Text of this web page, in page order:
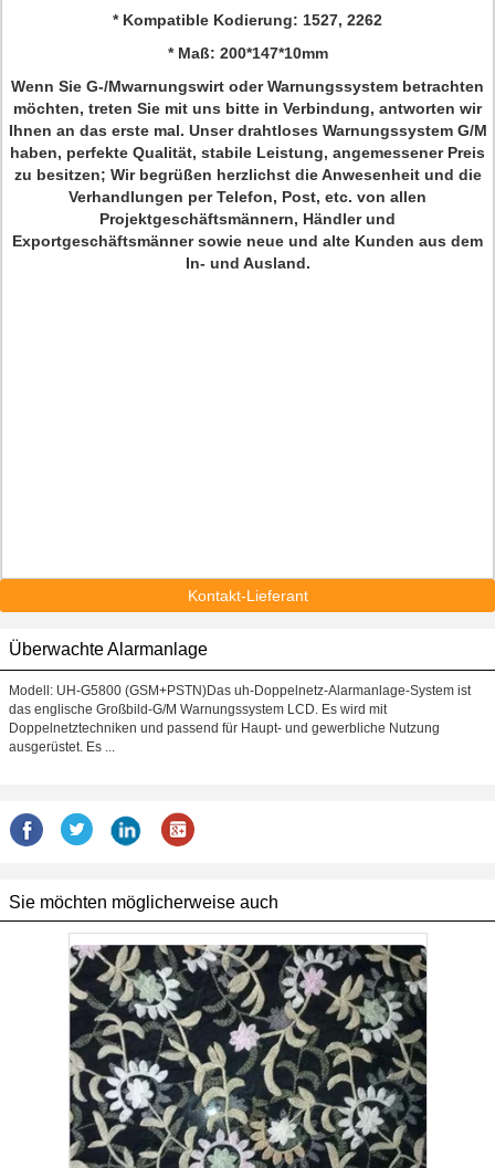
* Kompatible Kodierung: 1527, 2262
* Maß: 200*147*10mm
Wenn Sie G-/Mwarnungswirt oder Warnungssystem betrachten
möchten, treten Sie mit uns bitte in Verbindung, antworten wir
Ihnen an das erste mal. Unser drahtloses Warnungssystem G/M
haben, perfekte Qualität, stabile Leistung, angemessener Preis
zu besitzen; Wir begrüßen herzlichst die Anwesenheit und die
Verhandlungen per Telefon, Post, etc. von allen
Projektgeschäftsmännern, Händler und
Exportgeschäftsmänner sowie neue und alte Kunden aus dem
In- und Ausland.
Kontakt-Lieferant
Überwachte Alarmanlage
Modell: UH-G5800 (GSM+PSTN)Das uh-Doppelnetz-Alarmanlage-System ist
das englische Großbild-G/M Warnungssystem LCD. Es wird mit
Doppelnetztechniken und passend für Haupt- und gewerbliche Nutzung
ausgerüstet. Es ...
Sie möchten möglicherweise auch